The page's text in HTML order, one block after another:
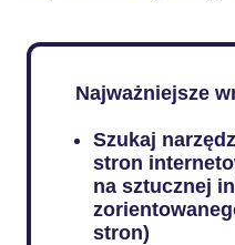
Najważniejsze
Szukaj
stron
na sztucznej
stron)